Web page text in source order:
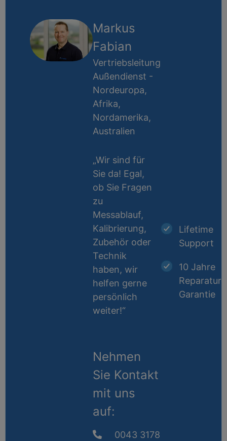
Markus
Fabian
Vertriebsleitung
Außendienst -
Nordeuropa,
Afrika,
Nordamerika,
Australien
„Wir sind für
Sie da! Egal,
ob Sie Fragen
zu
Messablauf,
Kalibrierung,
Zubehör oder
Technik
haben, wir
helfen gerne
persönlich
weiter!“
Nehmen
Sie Kontakt
mit uns
auf:
0043 3178
Lifetime
Support
10 Jahre
Reparatur-
Garantie